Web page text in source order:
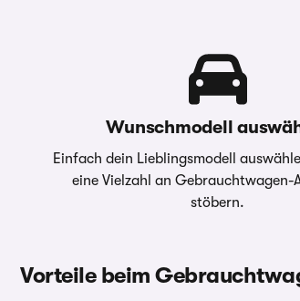
Wunschmodell
Einfach dein Lieblingsmodell
eine Vielzahl an Gebrauchtwagen-
stöbern.
Vorteile beim